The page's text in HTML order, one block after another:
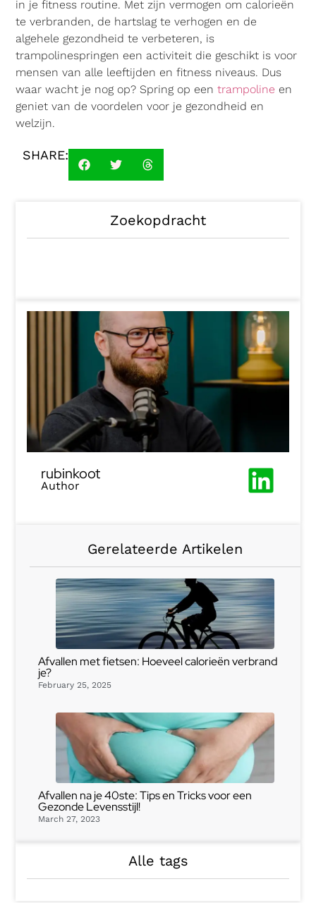
in je fitness routine. Met zijn vermogen om calorieën
te verbranden, de hartslag te verhogen en de
algehele gezondheid te verbeteren, is
trampolinespringen een activiteit die geschikt is voor
mensen van alle leeftijden en fitness niveaus. Dus
waar wacht je nog op? Spring op een trampoline en
geniet van de voordelen voor je gezondheid en
welzijn.
SHARE:
Zoekopdracht
rubinkoot
Author
Gerelateerde Artikelen
Afvallen met fietsen: Hoeveel calorieën verbrand
je?
February 25, 2025
Afvallen na je 40ste: Tips en Tricks voor een
Gezonde Levensstijl!
March 27, 2023
Alle tags